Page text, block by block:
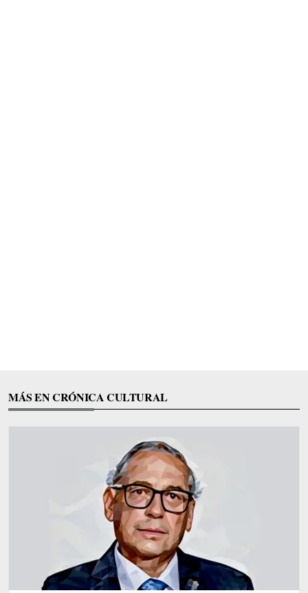
MÁS EN CRÓNICA CULTURAL